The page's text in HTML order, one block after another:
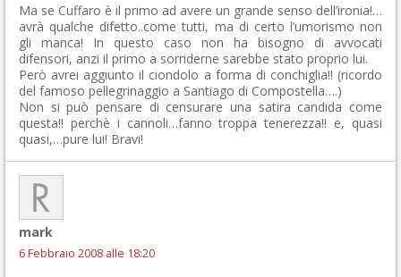
Ma se Cuffaro è il primo ad avere un grande senso dell’ironia!…
avrà qualche difetto..come tutti, ma di certo l’umorismo non
gli manca! In questo caso non ha bisogno di avvocati
difensori, anzi il primo a sorriderne sarebbe stato proprio lui.
Però avrei aggiunto il ciondolo a forma di conchiglia!! (ricordo
del famoso pellegrinaggio a Santiago di Compostella….)
Non si può pensare di censurare una satira candida come
questa!! perchè i cannoli…fanno troppa tenerezza!! e, quasi
quasi,…pure lui! Bravi!
mark
6 Febbraio 2008 alle 18:20